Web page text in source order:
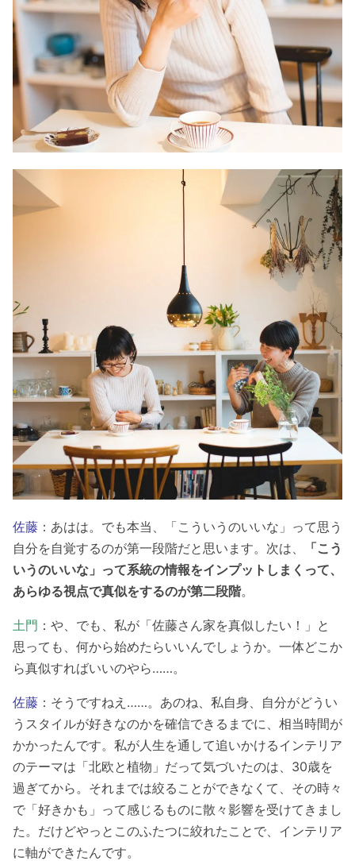
佐藤 ：あはは。でも本当、「こういうのいいな」って思う
自分を自覚するのが第一段階だと思います。次は、
「こう
いうのいいな」って系統の情報をインプットしまくって、
あらゆる視点で真似をするのが第二段階。
土門 ：や、でも、私が「佐藤さん家を真似したい！」と
思っても、何から始めたらいいんでしょうか。一体どこか
ら真似すればいいのやら……。
佐藤 ：そうですねえ……。あのね、私自身、自分がどうい
うスタイルが好きなのかを確信できるまでに、相当時間が
かかったんです。私が人生を通して追いかけるインテリア
のテーマは「北欧と植物」だって気づいたのは、30歳を
過ぎてから。それまでは絞ることができなくて、その時々
で「好きかも」って感じるものに散々影響を受けてきまし
た。だけどやっとこのふたつに絞れたことで、インテリア
に軸ができたんです。